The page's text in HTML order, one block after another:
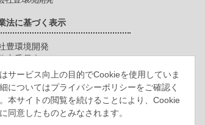
サービス向上の目的でCookieを使用していま
についてはプライバシーポリシーをご確認く
本サイトの閲覧を続けることにより、Cookie
同意したものとみなされます。
法に基づく表示
豊環境開発
安委員会
号